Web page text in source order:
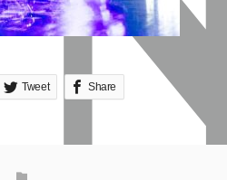
Tweet Share